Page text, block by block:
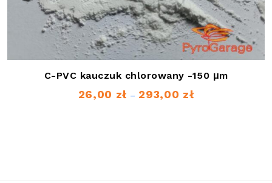
C-PVC kauczuk chlorowany -150 μm
26,00 zł – 293,00 złZakres